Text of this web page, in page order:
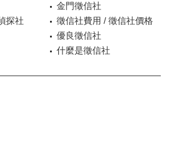
金門徵信社
探社
徵信社費用 / 徵信社價格
優良徵信社
什麼是徵信社